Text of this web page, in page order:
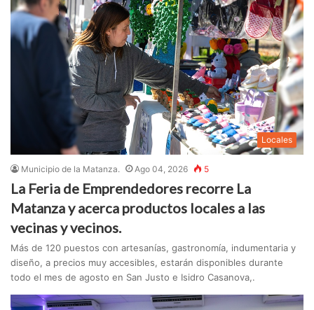
Locales
Municipio de la Matanza. Ago 04, 2026 5
La Feria de Emprendedores recorre La
Matanza y acerca productos locales a las
vecinas y vecinos.
Más de 120 puestos con artesanías, gastronomía, indumentaria y
diseño, a precios muy accesibles, estarán disponibles durante
todo el mes de agosto en San Justo e Isidro Casanova,.